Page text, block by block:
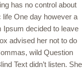
has no control about
life One day however a
Ipsum decided to leave
advised her not to do
wild Question
Text didn’t listen. She